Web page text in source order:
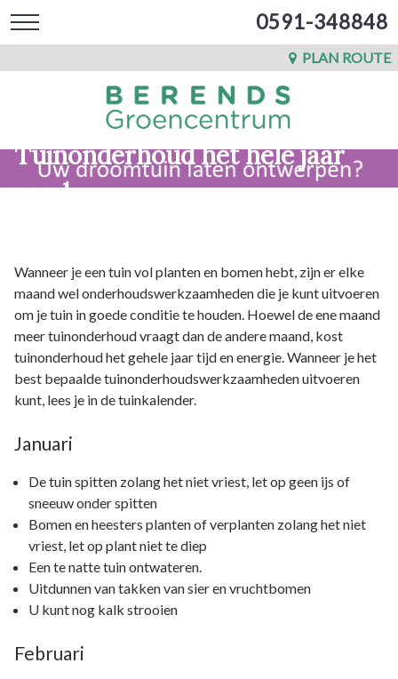
0591-348848
PLAN ROUTE
Tuinonderhoud het hele jaar
rond
Wanneer je een tuin vol planten en bomen hebt, zijn er elke
maand wel onderhoudswerkzaamheden die je kunt uitvoeren
om je tuin in goede conditie te houden. Hoewel de ene maand
meer tuinonderhoud vraagt dan de andere maand, kost
tuinonderhoud het gehele jaar tijd en energie. Wanneer je het
best bepaalde tuinonderhoudswerkzaamheden uitvoeren
kunt, lees je in de tuinkalender.
Januari
De tuin spitten zolang het niet vriest, let op geen ijs of
sneeuw onder spitten
Bomen en heesters planten of verplanten zolang het niet
vriest, let op plant niet te diep
Een te natte tuin ontwateren.
Uitdunnen van takken van sier en vruchtbomen
U kunt nog kalk strooien
Februari